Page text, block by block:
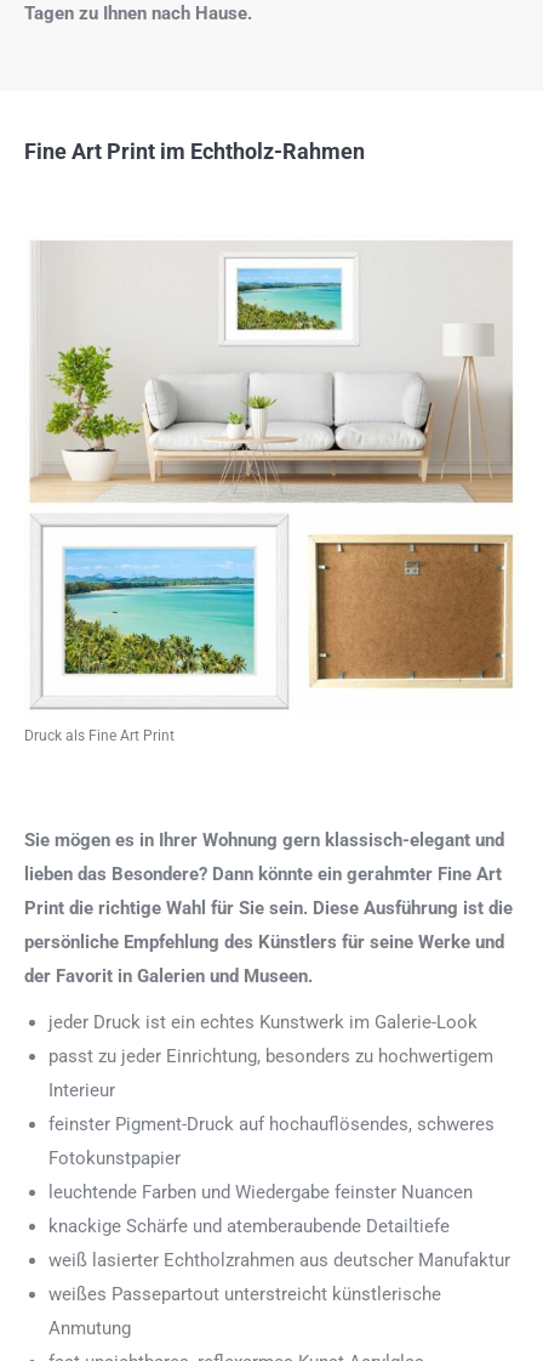
Tagen zu Ihnen nach Hause.
Fine Art Print im Echtholz-Rahmen
Druck als Fine Art Print
Sie mögen es in Ihrer Wohnung gern klassisch-elegant und
lieben das Besondere? Dann könnte ein gerahmter Fine Art
Print die richtige Wahl für Sie sein. Diese Ausführung ist die
persönliche Empfehlung des Künstlers für seine Werke und
der Favorit in Galerien und Museen.
jeder Druck ist ein echtes Kunstwerk im Galerie-Look
passt zu jeder Einrichtung, besonders zu hochwertigem
Interieur
feinster Pigment-Druck auf hochauflösendes, schweres
Fotokunstpapier
leuchtende Farben und Wiedergabe feinster Nuancen
knackige Schärfe und atemberaubende Detailtiefe
weiß lasierter Echtholzrahmen aus deutscher Manufaktur
weißes Passepartout unterstreicht künstlerische
Anmutung